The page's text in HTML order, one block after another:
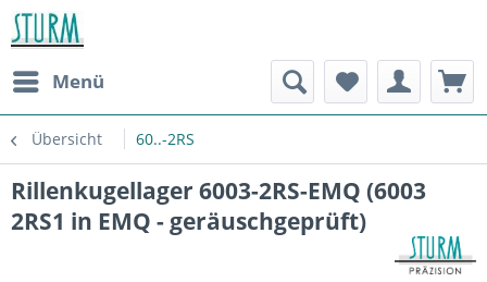
Menü
Übersicht 60..-2RS
Rillenkugellager 6003-2RS-EMQ (6003
2RS1 in EMQ - geräuschgeprüft)